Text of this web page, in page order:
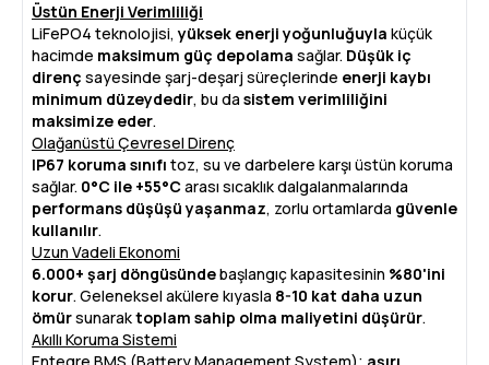
Üstün Enerji Verimliliği
LiFePO4 teknolojisi,yüksek enerji yoğunluğuyla küçük
hacimde maksimum güç depolama sağlar. Düşük iç
direnç sayesinde şarj-deşarj süreçlerinde enerji kaybı
minimum düzeydedir, bu da sistem verimliliğini
maksimize eder.
Olağanüstü Çevresel Direnç
IP67 koruma sınıfı toz, su ve darbelere karşı üstün koruma
sağlar. 0°C ile +55°Carası sıcaklık dalgalanmalarında
performans düşüşü yaşanmaz, zorlu ortamlarda güvenle
kullanılır.
Uzun Vadeli Ekonomi
6.000+ şarj döngüsündebaşlangıç kapasitesinin %80'ini
korur. Geleneksel akülere kıyasla 8-10 kat daha uzun
ömürsunaraktoplam sahip olma maliyetini düşürür.
Akıllı Koruma Sistemi